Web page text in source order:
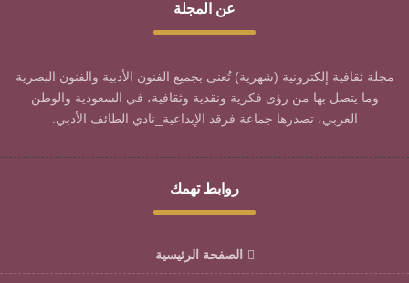
عن المجلة
مجلة ثقافية إلكترونية (شهرية) تُعنى بجميع الفنون الأدبية والفنون البصرية
وما يتصل بها من رؤى فكرية ونقدية وثقافية، في السعودية والوطن
العربي، تصدرها جماعة فرقد الإبداعية_نادي الطائف الأدبي.
روابط تهمك
الصفحة الرئيسية